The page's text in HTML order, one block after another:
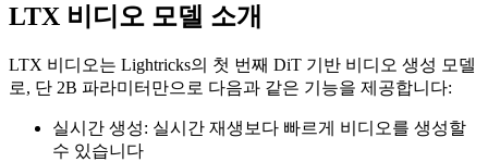
LTX 비디오 모델 소개
LTX 비디오는 Lightricks의 첫 번째 DiT 기반 비디오 생성 모델
로, 단 2B 파라미터만으로 다음과 같은 기능을 제공합니다:
실시간 생성: 실시간 재생보다 빠르게 비디오를 생성할
수 있습니다